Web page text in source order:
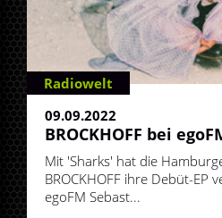
Radiowelt
09.09.2022
BROCKHOFF bei
Mit 'Sharks' hat die
BROCKHOFF ihre Debüt-EP
egoFM Sebast...